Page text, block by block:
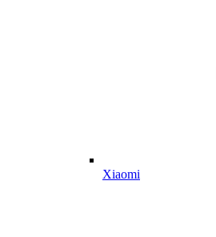
Xiaomi